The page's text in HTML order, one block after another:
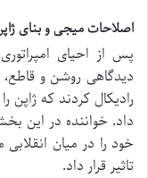
اصلاحات میجی و بنای
پس از احیای
دیدگاهی روشن و
رادیکال کردند که
داد. خواننده در این
خود را در میان
تاثیر قرار داد.